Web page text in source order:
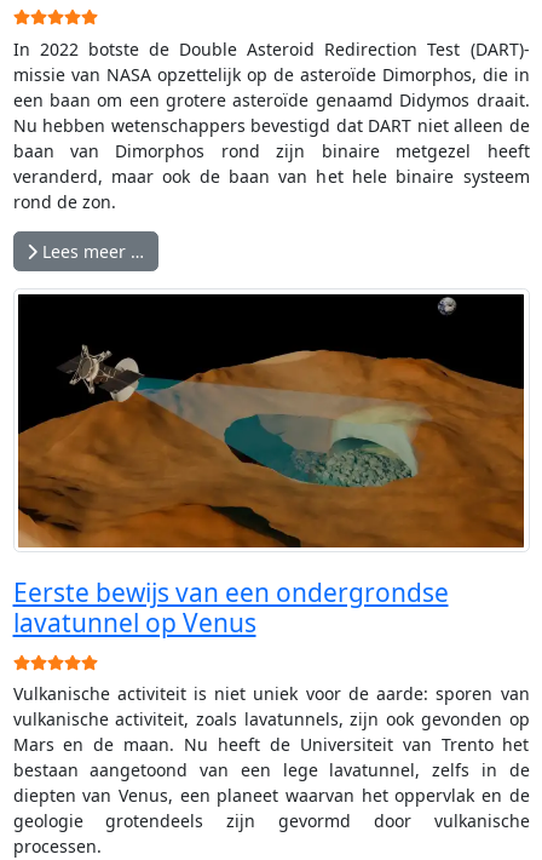
Gebruikerswaardering:
In 2022 botste de Double Asteroid Redirection Test (DART)-
missie van NASA opzettelijk op de asteroïde Dimorphos, die in
een baan om een grotere asteroïde genaamd Didymos draait.
Nu hebben wetenschappers bevestigd dat DART niet alleen de
baan van Dimorphos rond zijn binaire metgezel heeft
veranderd, maar ook de baan van het hele binaire systeem
rond de zon.
Lees meer …
Eerste bewijs van een ondergrondse
lavatunnel op Venus
Gebruikerswaardering:
Vulkanische activiteit is niet uniek voor de aarde: sporen van
vulkanische activiteit, zoals lavatunnels, zijn ook gevonden op
Mars en de maan. Nu heeft de Universiteit van Trento het
bestaan aangetoond van een lege lavatunnel, zelfs in de
diepten van Venus, een planeet waarvan het oppervlak en de
geologie grotendeels zijn gevormd door vulkanische
processen.